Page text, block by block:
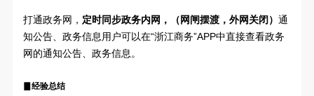
打通政务网， 定时同步政务内网，（网闸摆渡，外网关闭） 通
知公告、政务信息用户可以在“浙江商务”APP中直接查看政务
网的通知公告、政务信息。
▊经验总结